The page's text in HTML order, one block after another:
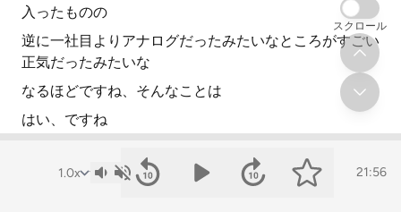
入ったものの
逆に一社目よりアナログだったみたいなところがすごい
正気だったみたいな
なるほどですね、そんなことは
はい、ですね
まだまだ今2023年現在でもまだ全税紙とかそれこそ業21:56
スクロール